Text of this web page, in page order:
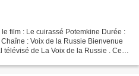
film : Le cuirassé Potemkine Durée :
: Voix de la Russie Bienvenue
de La Voix de la Russie . Ce